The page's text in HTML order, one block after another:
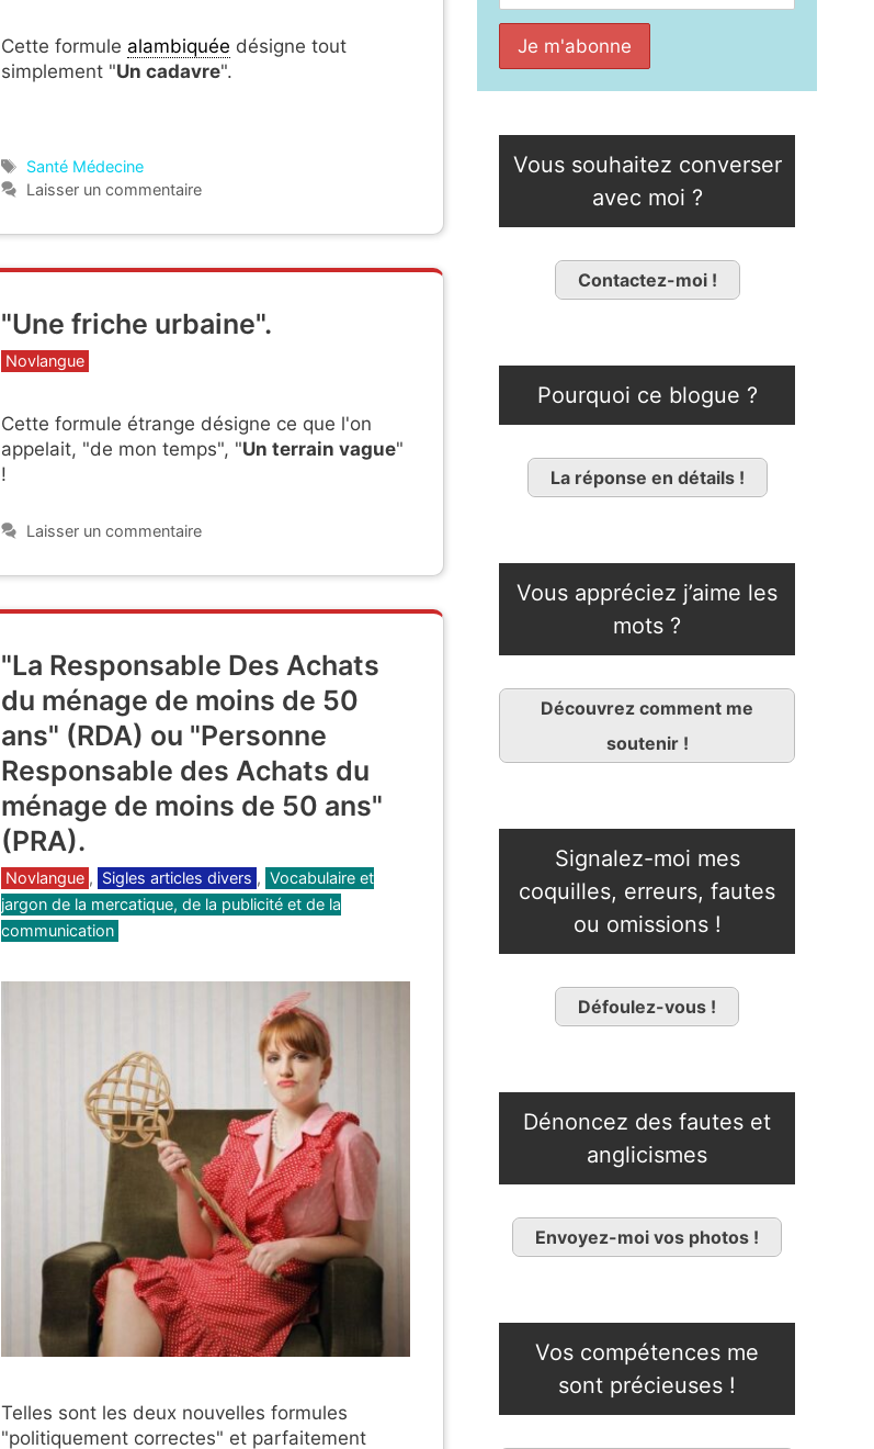
Cette formule alambiquée désigne tout
simplement "Un cadavre".
Étiquettes
Santé Médecine
Laisser un commentaire
"Une friche urbaine".
Catégories
Novlangue
Cette formule étrange désigne ce que l'on
appelait, "de mon temps", "Un terrain vague"
!
Laisser un commentaire
"La Responsable Des Achats
du ménage de moins de 50
ans" (RDA) ou "Personne
Responsable des Achats du
ménage de moins de 50 ans"
(PRA).
Catégories
Novlangue , Sigles articles divers , Vocabulaire et
jargon de la mercatique, de la publicité et de la
communication
Telles sont les deux nouvelles formules
"politiquement correctes" et parfaitement
Vous souhaitez converser
avec moi ?
Contactez-moi !
Pourquoi ce blogue ?
La réponse en détails !
Vous appréciez j’aime les
mots ?
Découvrez comment me
soutenir !
Signalez-moi mes
coquilles, erreurs, fautes
ou omissions !
Défoulez-vous !
Dénoncez des fautes et
anglicismes
Envoyez-moi vos photos !
Vos compétences me
sont précieuses !